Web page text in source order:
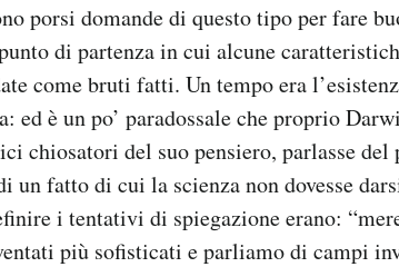
porsi domande di questo tipo per fare
di partenza in cui alcune
come bruti fatti. Un tempo era
ed è un po’ paradossale che proprio
chiosatori del suo pensiero, parlasse del
un fatto di cui la scienza non dovesse
i tentativi di spiegazione erano:
più sofisticati e parliamo di campi